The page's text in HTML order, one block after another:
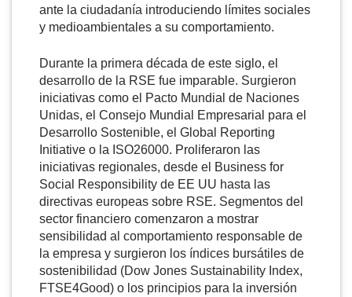
ante la ciudadanía introduciendo límites sociales
y medioambientales a su comportamiento.
Durante la primera década de este siglo, el
desarrollo de la RSE fue imparable. Surgieron
iniciativas como el Pacto Mundial de Naciones
Unidas, el Consejo Mundial Empresarial para el
Desarrollo Sostenible, el Global Reporting
Initiative o la ISO26000. Proliferaron las
iniciativas regionales, desde el Business for
Social Responsibility de EE UU hasta las
directivas europeas sobre RSE. Segmentos del
sector financiero comenzaron a mostrar
sensibilidad al comportamiento responsable de
la empresa y surgieron los índices bursátiles de
sostenibilidad (Dow Jones Sustainability Index,
FTSE4Good) o los principios para la inversión